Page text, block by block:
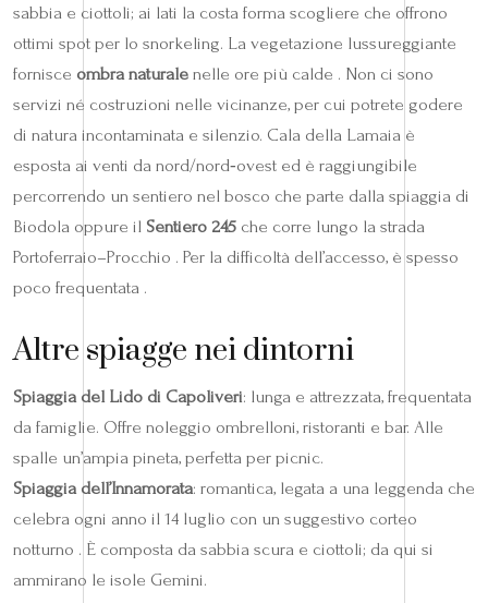
sabbia e ciottoli; ai lati la costa forma scogliere che offrono
ottimi spot per lo snorkeling. La vegetazione lussureggiante
fornisce ombra naturale nelle ore più calde . Non ci sono
servizi né costruzioni nelle vicinanze, per cui potrete godere
di natura incontaminata e silenzio. Cala della Lamaia è
esposta ai venti da nord/nord‑ovest ed è raggiungibile
percorrendo un sentiero nel bosco che parte dalla spiaggia di
Biodola oppure il Sentiero 245 che corre lungo la strada
Portoferraio–Procchio . Per la difficoltà dell’accesso, è spesso
poco frequentata .
Altre spiagge nei dintorni
Spiaggia del Lido di Capoliveri: lunga e attrezzata, frequentata
da famiglie. Offre noleggio ombrelloni, ristoranti e bar. Alle
spalle un’ampia pineta, perfetta per picnic.
Spiaggia dell’Innamorata: romantica, legata a una leggenda che
celebra ogni anno il 14 luglio con un suggestivo corteo
notturno . È composta da sabbia scura e ciottoli; da qui si
ammirano le isole Gemini.